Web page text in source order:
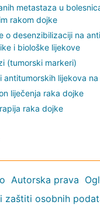
metastaza u
rakom dojke
o desenzibilizaciji na
i biološke lijekove
(tumorski markeri)
antitumorskih lijekova na
liječenja raka dojke
raka dojke
Autorska prava
zaštiti osobnih